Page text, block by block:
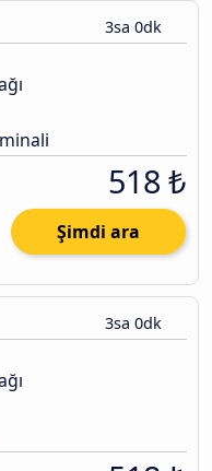
3sa 0dk
518 ₺
Şimdi ara
3sa 0dk